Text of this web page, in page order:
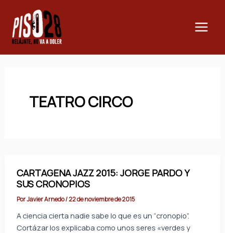
contenido
TEATRO CIRCO
CARTAGENA JAZZ 2015: JORGE PARDO Y
SUS CRONOPIOS
PorJavier Arnedo/22 de noviembre de 2015
A ciencia cierta nadie sabe lo que es un “cronopio”.
Cortázar los explicaba como unos seres «verdes y